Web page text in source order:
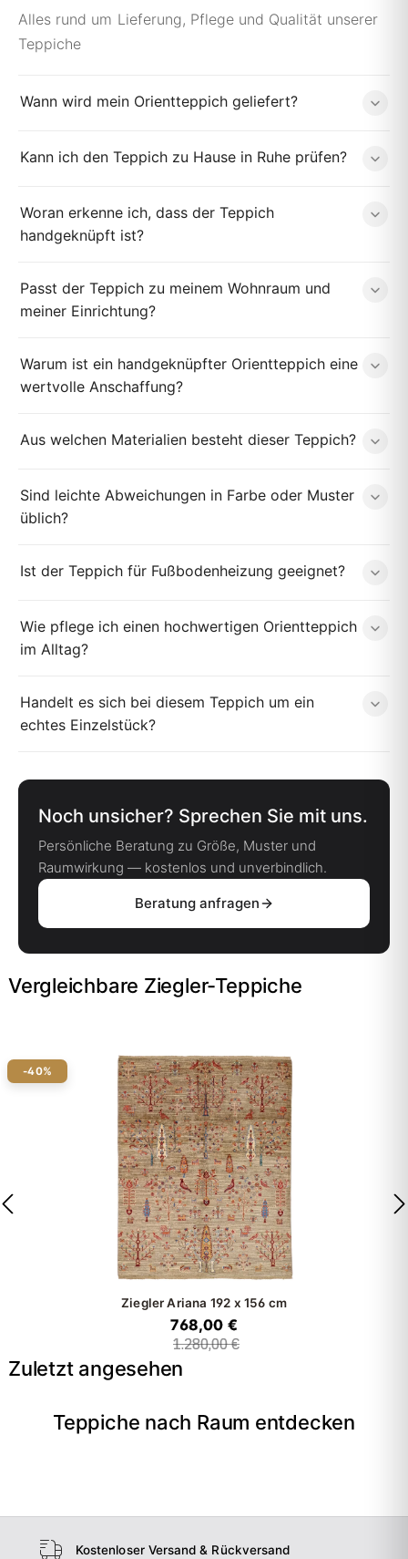
Alles rund um Lieferung, Pflege und Qualität unserer
Teppiche
Wann wird mein Orientteppich geliefert?
Kann ich den Teppich zu Hause in Ruhe prüfen?
Woran erkenne ich, dass der Teppich
handgeknüpft ist?
Passt der Teppich zu meinem Wohnraum und
meiner Einrichtung?
Warum ist ein handgeknüpfter Orientteppich eine
wertvolle Anschaffung?
Aus welchen Materialien besteht dieser Teppich?
Sind leichte Abweichungen in Farbe oder Muster
üblich?
Ist der Teppich für Fußbodenheizung geeignet?
Wie pflege ich einen hochwertigen Orientteppich
im Alltag?
Handelt es sich bei diesem Teppich um ein
echtes Einzelstück?
Noch unsicher? Sprechen Sie mit uns.
Persönliche Beratung zu Größe, Muster und
Raumwirkung — kostenlos und unverbindlich.
Beratung anfragen
Vergleichbare Ziegler-Teppiche
-40%
Ziegler Ariana 192 x 156 cm
768,00 €
1.280,00 €
Zuletzt angesehen
Teppiche nach Raum entdecken
Wohnzimmer
Kostenloser Versand & Rückversand